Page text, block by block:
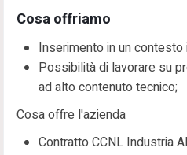
Cosa offriamo
Inserimento in un
Possibilità di lavorare su
ad alto contenuto tecnico;
Cosa offre l'azienda
Contratto CCNL Industria